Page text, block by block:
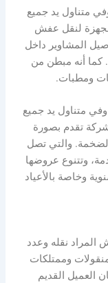
متناول يد جميع
لنقل عفش
المشاوير داخل
أنه مبطن من
ومطبات.
متناول يد جميع
تقدم بصورة
والتي تصل
وتتنوع عروضها
وخاصة بالأعياد
نقله وعدد
وممتلكات
العميل القديم